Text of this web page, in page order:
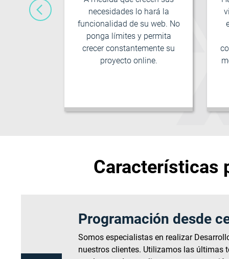
de
necesidades lo hará la
funcionalidad de su web. No
ponga límites y permita
crecer constantemente su
proyecto online.
Características
Programación desde
Somos especialistas en realizar
nuestros clientes. Utilizamos las últimas